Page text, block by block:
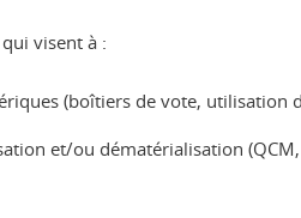
visent à :
(boîtiers de vote, utilisation
et/ou dématérialisation